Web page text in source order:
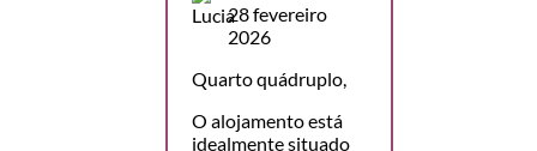
28 fevereiro
2026
Quarto quádruplo,
O alojamento está
idealmente situado